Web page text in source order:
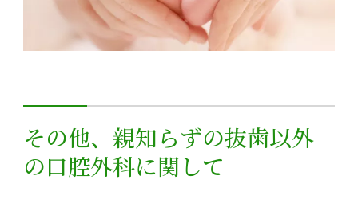
その他、親知らずの抜歯以外
の口腔外科に関して